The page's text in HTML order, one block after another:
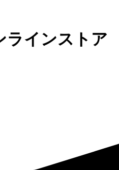
ラインストア